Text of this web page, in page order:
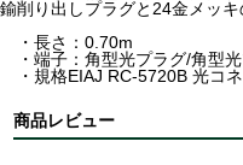
鍮削り出しプラグと24金メッキ
・長さ：0.70m
・端子：角型光プラグ/角型
・規格EIAJ RC-5720B 光コ
商品レビュー